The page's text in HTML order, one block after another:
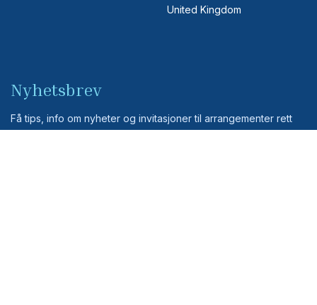
United Kingdom
Nyhetsbrev
Få tips, info om nyheter og invitasjoner til arrangementer rett
inn i din mailboks.